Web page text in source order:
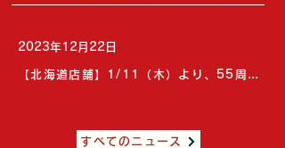
2023年12月22日
【北海道店舗】1/11（木）より、55周年企画第2弾「丼祭」メニューを開始
すべてのニュース